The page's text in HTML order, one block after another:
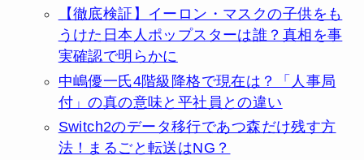
【徹底検証】イーロン・マスクの子供をも
うけた日本人ポップスターは誰？真相を事
実確認で明らかに
中嶋優一氏4階級降格で現在は？「人事局
付」の真の意味と平社員との違い
Switch2のデータ移行であつ森だけ残す方
法！まるごと転送はNG？